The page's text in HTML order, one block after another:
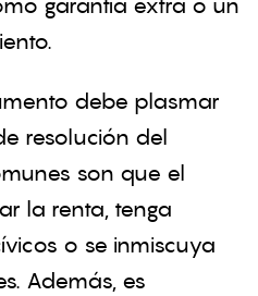
debe plasmar
resolución del
son que el
la renta, tenga
o se inmiscuya
Además, es